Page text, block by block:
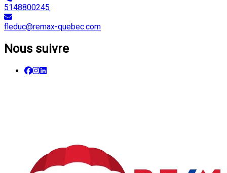
5148800245
fleduc@remax-quebec.com
Nous suivre